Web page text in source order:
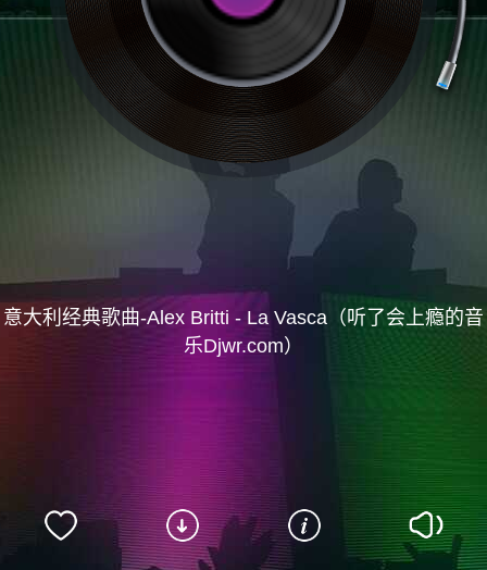
意大利经典歌曲-Alex Britti - La Vasca（听了会上瘾的音
乐Djwr.com）